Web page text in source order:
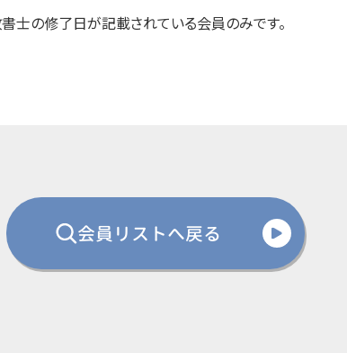
の修了日が記載されている会員のみです。
会員リストへ戻る